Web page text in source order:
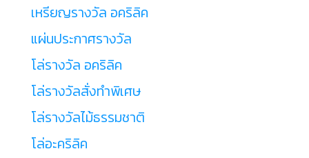
เหรียญรางวัล อคริลิค
แผ่นประกาศรางวัล
โล่รางวัล อคริลิค
โล่รางวัลสั่งทำพิเศษ
โล่รางวัลไม้ธรรมชาติ
โล่อะคริลิค